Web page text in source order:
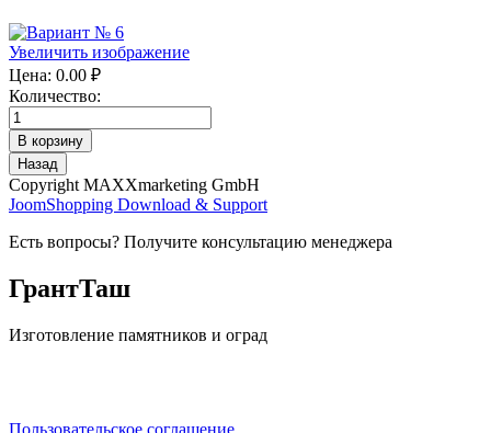
Увеличить изображение
Цена: 0.00 ₽
Количество:
Copyright MAXXmarketing GmbH
JoomShopping Download & Support
Есть вопросы? Получите консультацию менеджера
ГрантТаш
Изготовление памятников и оград
Пользовательское соглашение